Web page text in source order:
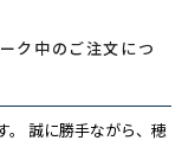
ク中のご注文につ
。 誠に勝手ながら、穂